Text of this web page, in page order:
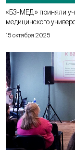
15 октября 2025
«Б3-МЕД» приняли
медицинского